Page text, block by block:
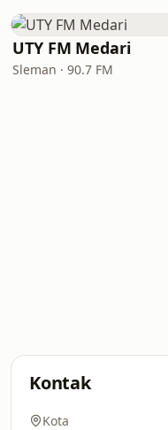
UTY FM Medari
Sleman · 90.7 FM
Kontak
Kota